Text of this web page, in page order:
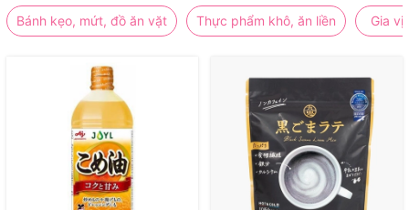
Bánh kẹo, mứt, đồ ăn vặt Thực phẩm khô, ăn liền Gia vị